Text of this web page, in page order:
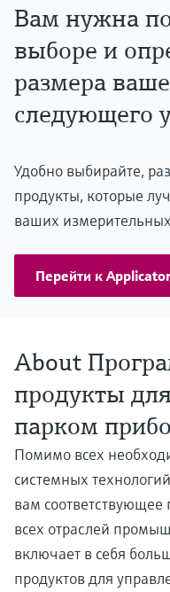
Вам нужна
выборе и
размера
следующего
Удобно выбирайте,
продукты, которые
ваших
Перейти к Applicator
About
продукты
парком
Помимо всех
системных
вам
всех отраслей
включает в себя
продуктов для